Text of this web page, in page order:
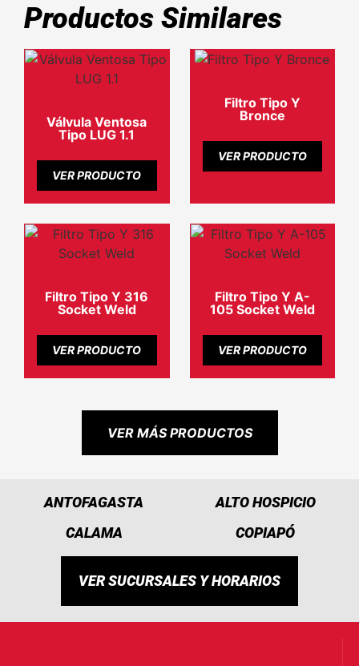
Productos Similares
Válvula Ventosa
Tipo LUG 1.1
VER PRODUCTO
Filtro Tipo Y
Bronce
VER PRODUCTO
Filtro Tipo Y 316
Socket Weld
VER PRODUCTO
Filtro Tipo Y A-
105 Socket Weld
VER PRODUCTO
VER MÁS PRODUCTOS
ANTOFAGASTA
ALTO HOSPICIO
CALAMA
COPIAPÓ
VER SUCURSALES Y HORARIOS